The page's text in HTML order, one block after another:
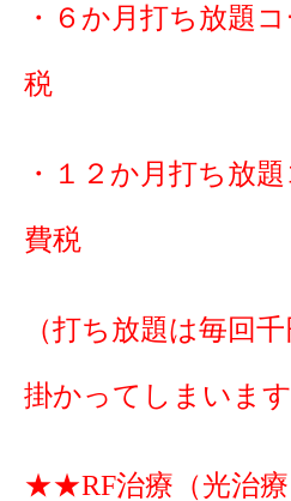
・６か月打ち放題
税
・１２か月打ち放
費税
（打ち放題は毎回
掛かってしまいます
★★RF治療（光治